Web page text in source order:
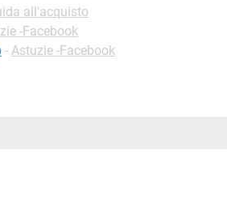
all'acquisto
-Facebook
- Astuzie -Facebook